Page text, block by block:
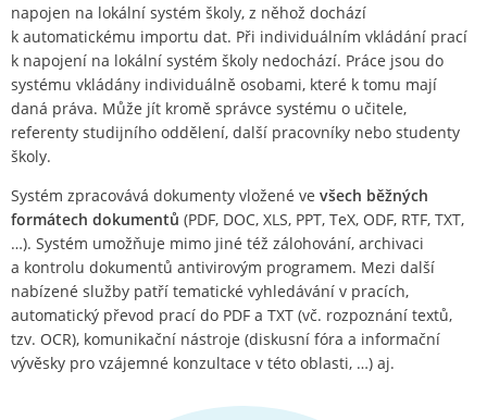
napojen na lokální systém školy, z něhož dochází
k automatickému importu dat. Při individuálním vkládání prací
k napojení na lokální systém školy nedochází. Práce jsou do
systému vkládány individuálně osobami, které k tomu mají
daná práva. Může jít kromě správce systému o učitele,
referenty studijního oddělení, další pracovníky nebo studenty
školy.
Systém zpracovává dokumenty vložené ve všech běžných
formátech dokumentů (PDF, DOC, XLS, PPT, TeX, ODF, RTF, TXT,
…). Systém umožňuje mimo jiné též zálohování, archivaci
a kontrolu dokumentů antivirovým programem. Mezi další
nabízené služby patří tematické vyhledávání v pracích,
automatický převod prací do PDF a TXT (vč. rozpoznání textů,
tzv. OCR), komunikační nástroje (diskusní fóra a informační
vývěsky pro vzájemné konzultace v této oblasti, …) aj.